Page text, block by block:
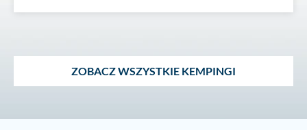
ZOBACZ WSZYSTKIE KEMPINGI